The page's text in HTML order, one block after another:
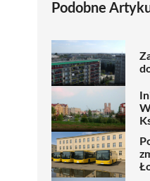
Podobne